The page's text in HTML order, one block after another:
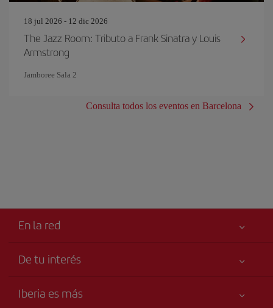
18 jul 2026 - 12 dic 2026
The Jazz Room: Tributo a Frank Sinatra y Louis
Armstrong
Jamboree Sala 2
Consulta todos los eventos en Barcelona
En la red
De tu interés
Tu seguridad es lo primero
Iberia es más